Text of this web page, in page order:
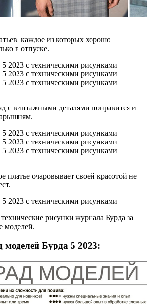
каждое из которых хорошо
в отпуске.
с винтажными деталями понравится и
платье очаровывает своей красотой не
рисунки журнала Бурда за
моделей.
моделей Бурда 5 2023: